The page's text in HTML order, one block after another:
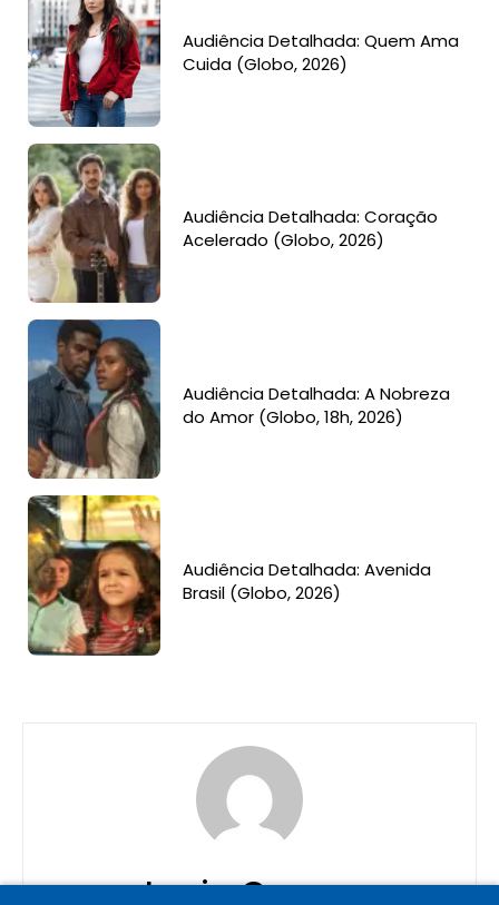
Audiência Detalhada: Quem Ama
Cuida (Globo, 2026)
Audiência Detalhada: Coração
Acelerado (Globo, 2026)
Audiência Detalhada: A Nobreza
do Amor (Globo, 18h, 2026)
Audiência Detalhada: Avenida
Brasil (Globo, 2026)
Lucia Correa